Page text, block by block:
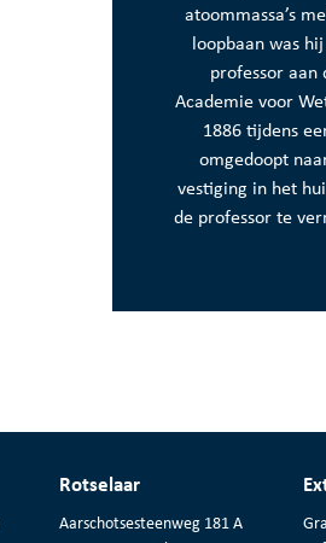
atoommassa’s
loopbaan was
professor
Academie voor
1886 tijdens
omgedoopt
vestiging in het
de professor te
Rotselaar
Aarschotsesteenweg 181 A